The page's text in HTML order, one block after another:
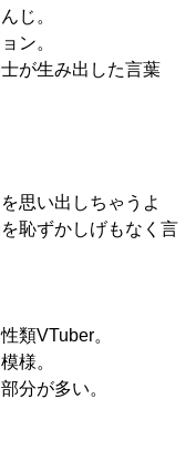
じ。
ン。
が生み出した言葉
思い出しちゃうよ
恥ずかしげもなく言
類VTuber。
様。
分が多い。